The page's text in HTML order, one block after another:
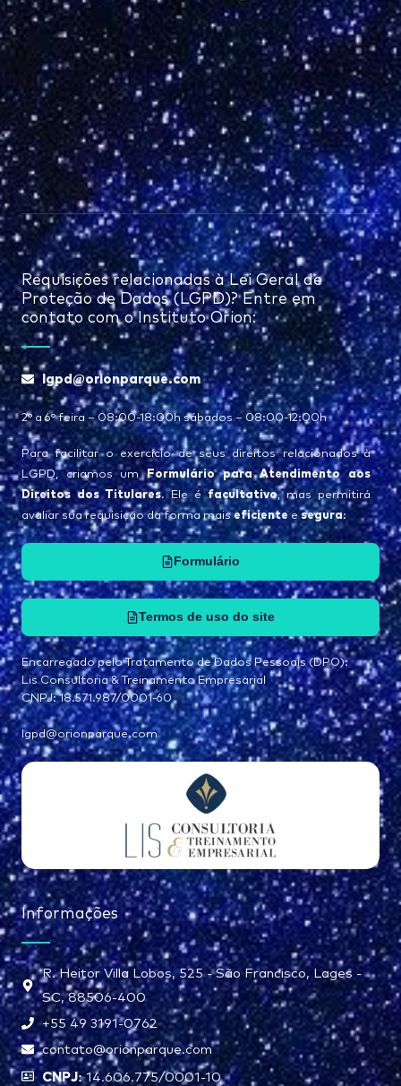
Informações
R. Heitor Villa Lobos, 525 - São Francisco, Lages -
SC, 88506-400
+55 49 3191-0762
contato@orionparque.com
CNPJ:14.606.775/0001-10
Requisições relacionadas à Lei Geral de
Proteção de Dados (LGPD)? Entre em
contato com o Instituto Orion:
lgpd@orionparque.com
2° a 6° feira – 08:00-18:00h sábados – 08:00-12:00h
Para facilitar o exercício de seus direitos relacionados à
LGPD, criamos umFormulário para Atendimento aos
Direitos dos Titulares. Ele éfacultativo, mas permitirá
avaliar sua requisição da forma maiseficientee segura:
Formulário
Termos de uso do site
Encarregado pelo Tratamento de Dados Pessoais (DPO):
Lis Consultoria & Treinamento Empresarial
CNPJ: 18.571.987/0001-60
lgpd@orionparque.com